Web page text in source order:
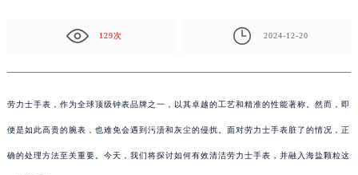
129次 2024-12-20
劳力士手表，作为全球顶级钟表品牌之一，以其卓越的工艺和精准的性能著称。然而，即
便是如此高贵的腕表，也难免会遇到污渍和灰尘的侵扰。面对劳力士手表脏了的情况，正
确的处理方法至关重要。今天，我们将探讨如何有效清洁劳力士手表，并融入海盐颗粒这